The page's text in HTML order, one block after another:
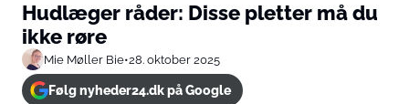
Hudlæger råder: Disse pletter må du
ikke røre
Mie Møller Bie•28. oktober 2025
Følg nyheder24.dk på Google